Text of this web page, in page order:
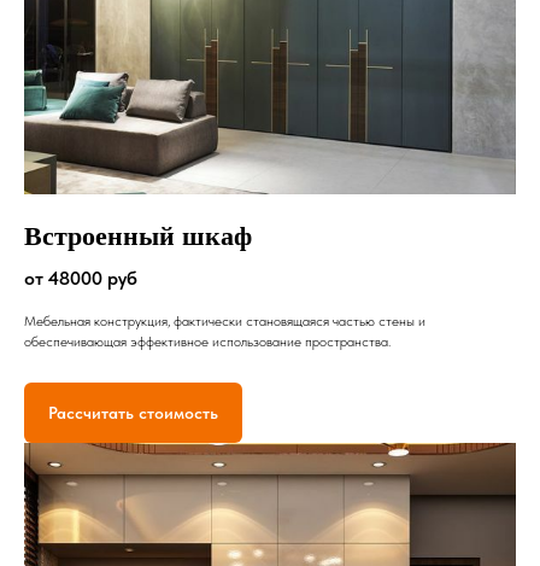
Встроенный шкаф
от 48000 руб
Мебельная конструкция, фактически становящаяся частью стены и
обеспечивающая эффективное использование пространства.
Рассчитать стоимость